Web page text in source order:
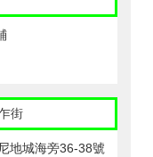
街
地城海旁36-38號